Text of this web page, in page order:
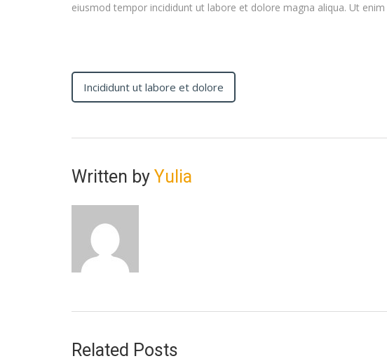
eiusmod tempor incididunt ut labore et dolore magna aliqua. Ut
Incididunt ut labore et dolore
Written by Yulia
Related Posts